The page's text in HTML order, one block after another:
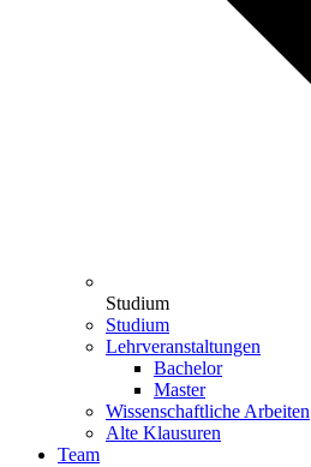
Studium
Studium
Lehrveranstaltungen
Bachelor
Master
Wissenschaftliche Arbeiten
Alte Klausuren
Team